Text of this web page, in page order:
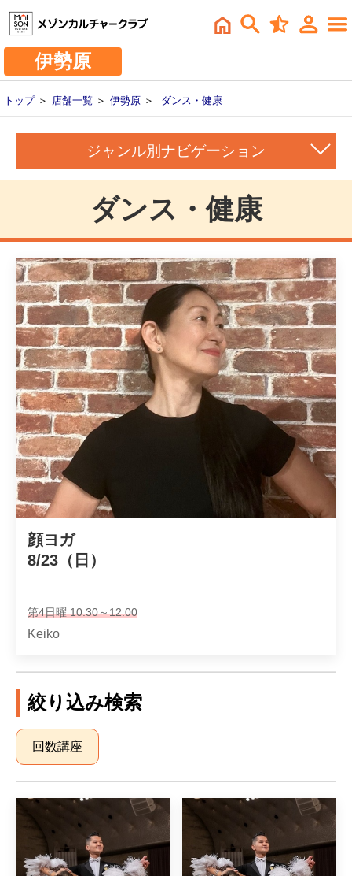
伊勢原
トップ＞ 店舗一覧 ＞ 伊勢原 ＞ ダンス・健康
ジャンル別ナビゲーション
ダンス・健康
顔ヨガ
8/23（日）
第4日曜 10:30～12:00
Keiko
絞り込み検索
回数講座